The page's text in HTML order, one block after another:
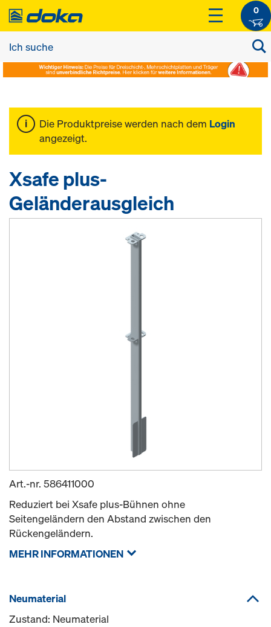
0
Die Produktpreise werden nach dem Login
angezeigt.
Xsafe plus-
Geländerausgleich
Art.-nr. 586411000
Reduziert bei Xsafe plus-Bühnen ohne
Seitengeländern den Abstand zwischen den
Rückengeländern.
MEHR INFORMATIONEN
Neumaterial
Zustand: Neumaterial